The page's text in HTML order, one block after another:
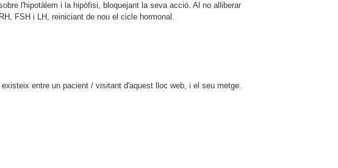
l'hipotàlem i la hipòfisi, bloquejant la seva acció. Al no alliberar
FSH i LH, reiniciant de nou el cicle hormonal.
entre un pacient / visitant d'aquest lloc web, i el seu metge.